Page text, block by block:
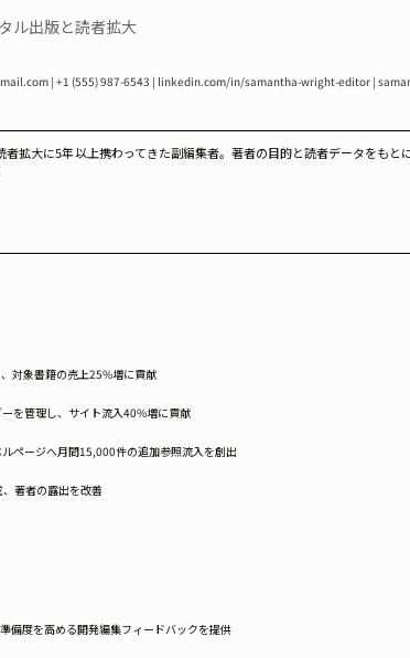
ル出版と読者拡大
| +1 (555) 987-6543 | linkedin.com/in/samantha-wright-editor |
拡大に5年以上携わってきた副編集者。著者の目的と読者データをも
対象書籍の売上25%増に貢献
を管理し、サイト流入40%増に貢献
ページへ月間15,000件の追加参照流入を創出
著者の露出を改善
備度を高める開発編集フィードバックを提供